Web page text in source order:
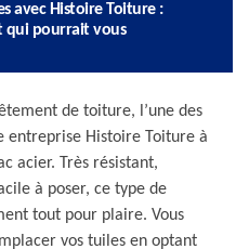
avec Histoire Toiture :
qui pourrait vous
de toiture, l’une des
entreprise Histoire Toiture à
acier. Très résistant,
à poser, ce type de
tout pour plaire. Vous
vos tuiles en optant